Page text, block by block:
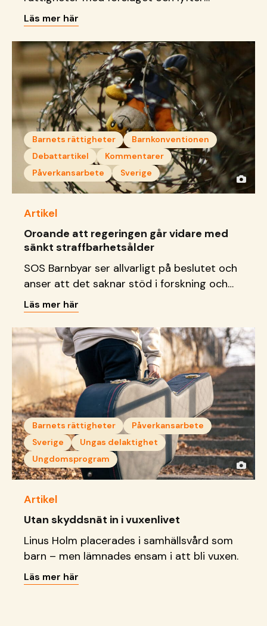
behovet av stärkta stödinsatser som
bygger på tillit, relationer och långsiktighet.
Läs mer här
Barnets rättigheter
Barnkonventionen
Debattartikel
Kommentarer
Påverkansarbete
Sverige
Artikel
Oroande att regeringen går vidare med
sänkt straffbarhetsålder
SOS Barnbyar ser allvarligt på beslutet och
anser att det saknar stöd i forskning och
riskerar att få allvarliga konsekvenser för
barn.
Läs mer här
Barnets rättigheter
Påverkansarbete
Sverige
Ungas delaktighet
Ungdomsprogram
Artikel
Utan skyddsnät in i vuxenlivet
Linus Holm placerades i samhällsvård som
barn – men lämnades ensam i att bli vuxen.
Läs mer här